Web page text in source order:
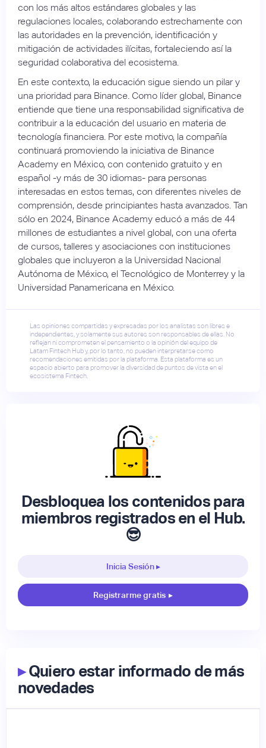
con los más altos estándares globales y las
regulaciones locales, colaborando estrechamente con
las autoridades en la prevención, identificación y
mitigación de actividades ilícitas, fortaleciendo así la
seguridad colaborativa del ecosistema.
En este contexto, la educación sigue siendo un pilar y
una prioridad para Binance. Como líder global, Binance
entiende que tiene una responsabilidad significativa de
contribuir a la educación del usuario en materia de
tecnología financiera. Por este motivo, la compañía
continuará promoviendo la iniciativa de Binance
Academy en México, con contenido gratuito y en
español -y más de 30 idiomas- para personas
interesadas en estos temas, con diferentes niveles de
comprensión, desde principiantes hasta avanzados. Tan
sólo en 2024, Binance Academy educó a más de 44
millones de estudiantes a nivel global, con una oferta
de cursos, talleres y asociaciones con instituciones
globales que incluyeron a la Universidad Nacional
Autónoma de México, el Tecnológico de Monterrey y la
Universidad Panamericana en México.
Las opiniones compartidas y expresadas por los analistas son libres e
independientes, y solamente sus autores son responsables de ellas. No
reflejan ni comprometen el pensamiento o la opinión del equipo de
Latam Fintech Hub y, por lo tanto, no pueden interpretarse como
recomendaciones emitidas por la plataforma. Esta plataforma es un
espacio abierto para promover la diversidad de puntos de vista en el
ecosistema Fintech.
Desbloquea los contenidos para
miembros registrados en el Hub.
😎
Inicia Sesión ▸
Registrarme gratis ▸
▸Quiero estar informado de más
novedades